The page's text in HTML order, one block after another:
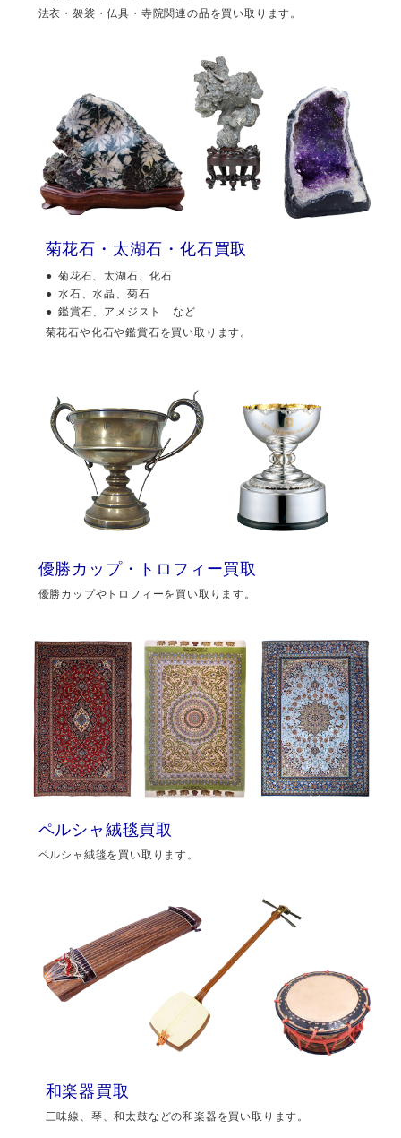
法衣・袈裟・仏具・寺院関連の品を買い取ります。
菊花石・太湖石・化石買取
菊花石、太湖石、化石
水石、水晶、菊石
鑑賞石、アメジスト など
菊花石や化石や鑑賞石を買い取ります。
優勝カップ・トロフィー買取
優勝カップやトロフィーを買い取ります。
ペルシャ絨毯買取
ペルシャ絨毯を買い取ります。
和楽器買取
三味線、琴、和太鼓などの和楽器を買い取ります。